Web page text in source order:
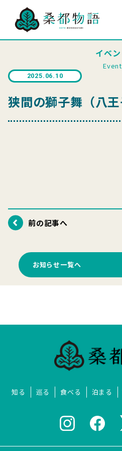
イベ
Event
2025.06.10
狭間の獅子舞（八王
前の記事へ
お知らせ一覧へ
知る 巡る 食べる 泊まる